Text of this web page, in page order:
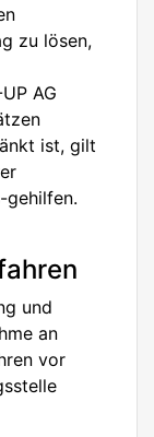
zu lösen,
AG
ist, gilt
gehilfen.
und
an
vor